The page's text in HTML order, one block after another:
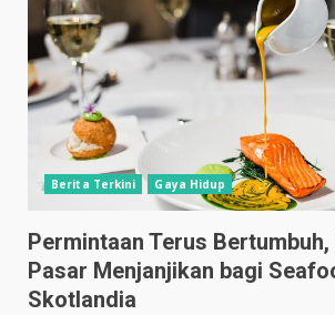
Berita Terkini Gaya Hidup
Permintaan Terus
Pasar Menjanjikan bagi
Skotlandia